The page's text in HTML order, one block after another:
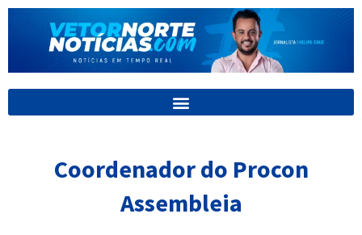
para
conteúdo
Coordenador do Procon
Assembleia